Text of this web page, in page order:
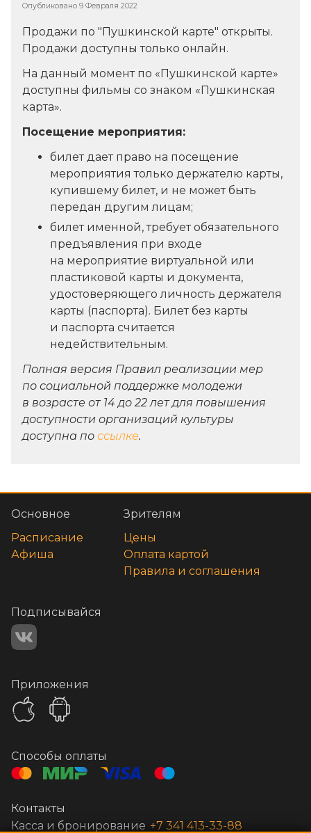
Опубликовано 9 Февраля 2022
Продажи по "Пушкинской карте" открыты.
Продажи доступны только онлайн.
На данный момент по «Пушкинской карте»
доступны фильмы со знаком «Пушкинская
карта».
Посещение мероприятия:
билет дает право на посещение
мероприятия только держателю карты,
купившему билет, и не может быть
передан другим лицам;
билет именной, требует обязательного
предъявления при входе
на мероприятие виртуальной или
пластиковой карты и документа,
удостоверяющего личность держателя
карты (паспорта). Билет без карты
и паспорта считается
недействительным.
Полная версия Правил реализации мер
по социальной поддержке молодежи
в возрасте от 14 до 22 лет для повышения
доступности организаций культуры
доступна по ссылке.
Основное
Расписание
Афиша
Зрителям
Цены
Оплата картой
Правила и соглашения
Подписывайся
Приложения
Способы оплаты
Контакты
Касса и бронирование +7 341 413-33-88